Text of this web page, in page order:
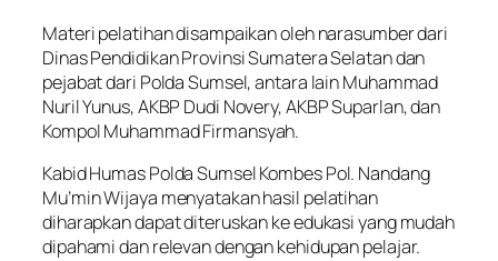
Materi pelatihan disampaikan oleh narasumber dari
Dinas Pendidikan Provinsi Sumatera Selatan dan
pejabat dari Polda Sumsel, antara lain Muhammad
Nuril Yunus, AKBP Dudi Novery, AKBP Suparlan, dan
Kompol Muhammad Firmansyah.
Kabid Humas Polda Sumsel Kombes Pol. Nandang
Mu’min Wijaya menyatakan hasil pelatihan
diharapkan dapat diteruskan ke edukasi yang mudah
dipahami dan relevan dengan kehidupan pelajar.